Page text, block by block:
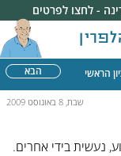
- לחצו לפרטים
הבא הראשי
שבת, 8 באוגוסט 2009
נעשית בידי אחרים.